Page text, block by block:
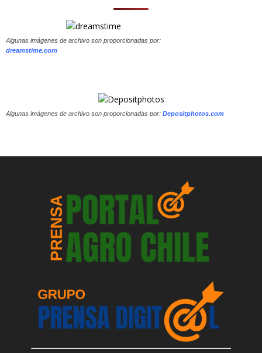
Algunas imágenes de archivo son proporcionadas por:
dreamstime.com
Algunas imágenes de archivo son proporcionadas por: Depositphotos.com